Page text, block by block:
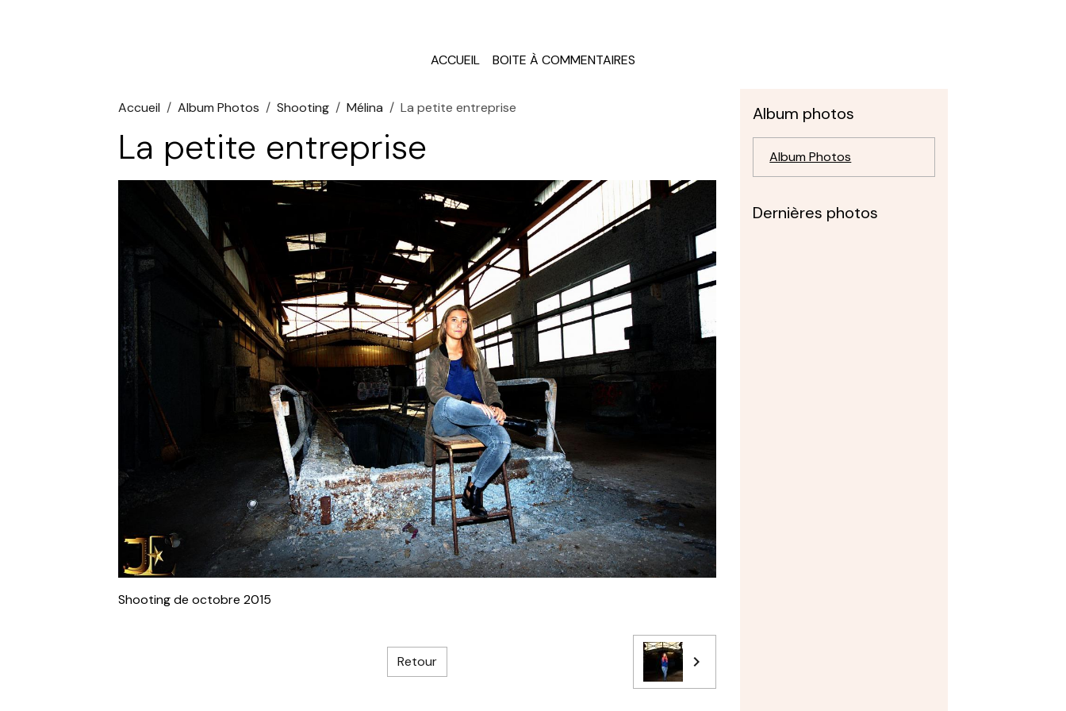
ACCUEIL BOITE À COMMENTAIRES
Accueil Album Photos Shooting Mélina La petite entreprise
La petite entreprise
Shooting de octobre 2015
Retour
Album photos
Album Photos
Dernières photos